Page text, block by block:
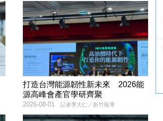
打造台灣能源韌性新未來 2026能
源高峰會產官學研齊聚
記者季大仁／新竹報導
2026-08-01